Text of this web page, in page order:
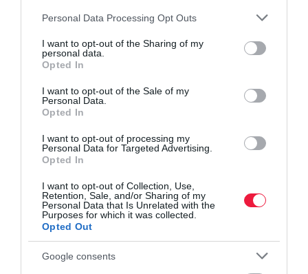
Please note that this website/app uses one or more Google
not limited to your visit or usage behaviour. You may click to
grant or deny consent to Google and its third-party tags to
use your data for below specified purposes in below Google
consent section.
Personal Data Processing Opt Outs
I want to opt-out of the Sharing of my
personal data.
Opted In
I want to opt-out of the Sale of my
Personal Data.
Opted In
I want to opt-out of processing my
Personal Data for Targeted Advertising.
Opted In
I want to opt-out of Collection, Use,
Retention, Sale, and/or Sharing of my
Personal Data that Is Unrelated with the
Purposes for which it was collected.
Opted Out
Google consents
frissíteni
A Meta egy sor újdonságot vezet be a népszerű üzenetküldő
alkalmazásban, így a felhasználók mostantól okostelefon nélkül is
regisztrálhatnak iPaden, könnyebben kezelhetik a PDF-fájlokat,